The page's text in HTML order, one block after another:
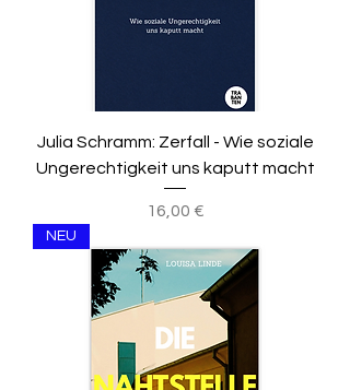
Julia Schramm: Zerfall - Wie soziale
Ungerechtigkeit uns kaputt macht
Preis
16,00 €
NEU